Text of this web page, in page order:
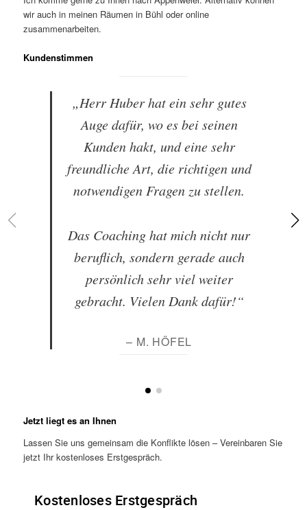
wir auch in meinen Räumen in Bühl oder online
zusammenarbeiten.
Kundenstimmen
„Herr Huber hat ein sehr gutes
Auge dafür, wo es bei seinen
Kunden hakt, und eine sehr
freundliche Art, die richtigen und
notwendigen Fragen zu stellen.
Das Coaching hat mich nicht nur
beruflich, sondern gerade auch
persönlich sehr viel weiter
gebracht. Vielen Dank dafür!“
– M. HÖFEL
Jetzt liegt es an Ihnen
Lassen Sie uns gemeinsam die Konflikte lösen – Vereinbaren Sie
jetzt Ihr kostenloses Erstgespräch.